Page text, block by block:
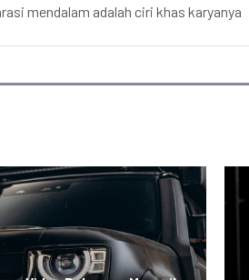
mendalam adalah ciri khas karyanya